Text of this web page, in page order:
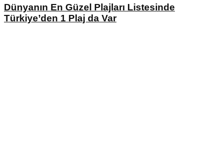
Dünyanın En Güzel Plajları Listesinde
Türkiye’den 1 Plaj da Var